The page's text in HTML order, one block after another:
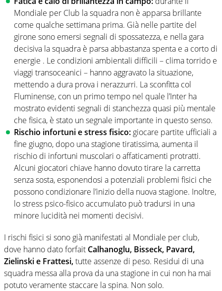
Mondiale per Club la squadra non è apparsa brillante
come qualche settimana prima. Già nelle partite del
girone sono emersi segnali di spossatezza, e nella gara
decisiva la squadra è parsa abbastanza spenta e a corto di
energie . Le condizioni ambientali difficili – clima torrido e
viaggi transoceanici – hanno aggravato la situazione,
mettendo a dura prova i nerazzurri. La sconfitta col
Fluminense, con un primo tempo nel quale l’Inter ha
mostrato evidenti segnali di stanchezza quasi più mentale
che fisica, è stato un segnale importante in questo senso.
Rischio infortuni e stress fisico: giocare partite ufficiali a
fine giugno, dopo una stagione tiratissima, aumenta il
rischio di infortuni muscolari o affaticamenti protratti.
Alcuni giocatori chiave hanno dovuto tirare la carretta
senza sosta, esponendosi a potenziali problemi fisici che
possono condizionare l’inizio della nuova stagione. Inoltre,
lo stress psico-fisico accumulato può tradursi in una
minore lucidità nei momenti decisivi.
I rischi fisici si sono già manifestati al Mondiale per club,
dove hanno dato forfait Calhanoglu, Bisseck, Pavard,
Zielinski e Frattesi,tutte assenze di peso. Residui di una
squadra messa alla prova da una stagione in cui non ha mai
potuto veramente staccare la spina. Non solo.